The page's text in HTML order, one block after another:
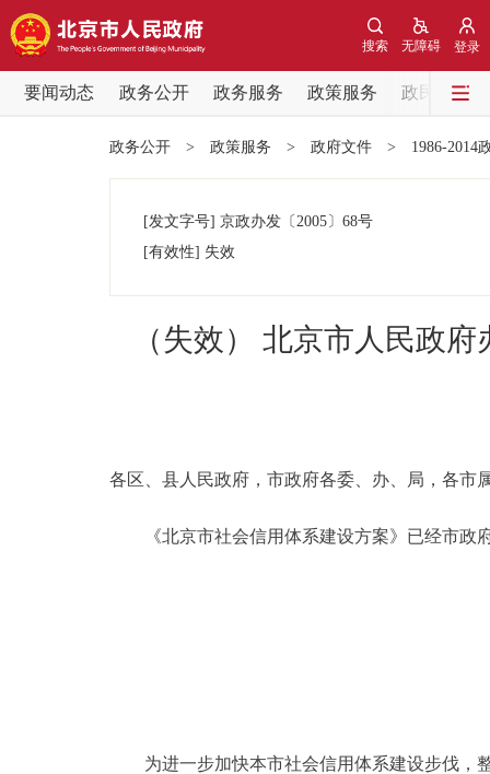
登录
无障碍
搜索
要闻动态 政务公开 政务服务 政策服务
政民互动
党中央精神
政策兑现
决策公开
政务公开 > 政策服务 > 政府文件 > 1986-2014
[发文字号] 京政办发 〔2005〕 68号
[有效性] 失效
（失效） 北京市人民政
各区、县人民政府，市政府各委、办、局，各市
《北京市社会信用体系建设方案》已经市政
为进一步加快本市社会信用体系建设步伐，整